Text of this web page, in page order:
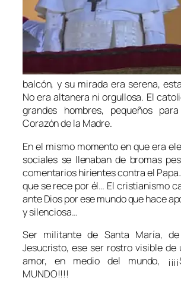
balcón, y su mirada era serena,
No era altanera ni orgullosa. El
grandes hombres, pequeños
Corazón de la Madre.
En el mismo momento en que era
sociales se llenaban de bromas
comentarios hirientes contra el
que se rece por él… El cristianismo
ante Dios por ese mundo que hace
y silenciosa…
Ser militante de Santa María,
Jesucristo, ese ser rostro visible de
amor, en medio del mundo,
MUNDO!!!!